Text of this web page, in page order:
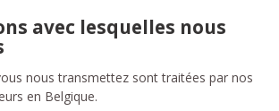
avec lesquelles nous
nous transmettez sont traitées par nos
en Belgique.